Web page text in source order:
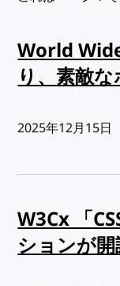
World
り、素敵
出版日:
2025年12月15日
W3Cx 「
ションが